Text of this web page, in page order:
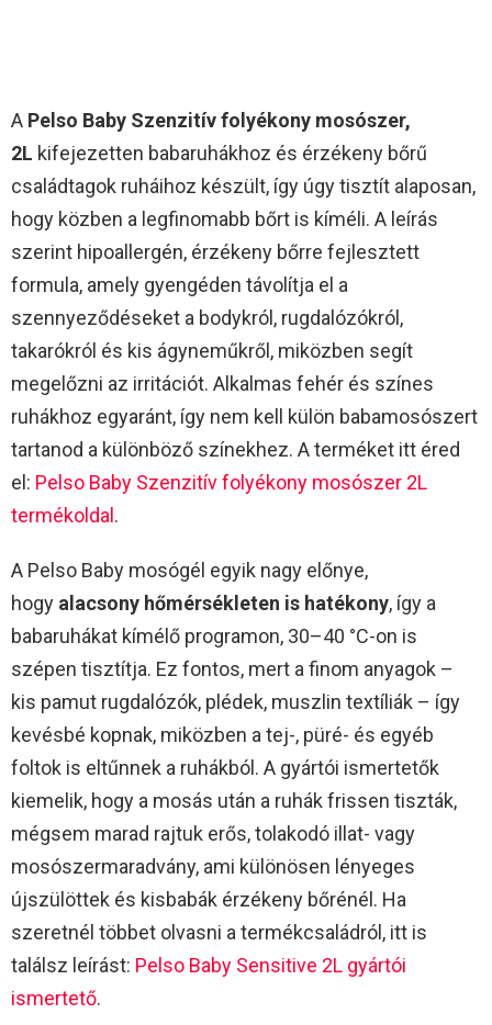
A Pelso Baby Szenzitív folyékony mosószer,
2L kifejezetten babaruhákhoz és érzékeny bőrű
családtagok ruháihoz készült, így úgy tisztít alaposan,
hogy közben a legfinomabb bőrt is kíméli. A leírás
szerint hipoallergén, érzékeny bőrre fejlesztett
formula, amely gyengéden távolítja el a
szennyeződéseket a bodykról, rugdalózókról,
takarókról és kis ágyneműkről, miközben segít
megelőzni az irritációt. Alkalmas fehér és színes
ruhákhoz egyaránt, így nem kell külön babamosószert
tartanod a különböző színekhez. A terméket itt éred
el: Pelso Baby Szenzitív folyékony mosószer 2L
termékoldal.
A Pelso Baby mosógél egyik nagy előnye,
hogy alacsony hőmérsékleten is hatékony, így a
babaruhákat kímélő programon, 30–40 °C-on is
szépen tisztítja. Ez fontos, mert a finom anyagok –
kis pamut rugdalózók, plédek, muszlin textíliák – így
kevésbé kopnak, miközben a tej-, püré- és egyéb
foltok is eltűnnek a ruhákból. A gyártói ismertetők
kiemelik, hogy a mosás után a ruhák frissen tiszták,
mégsem marad rajtuk erős, tolakodó illat- vagy
mosószermaradvány, ami különösen lényeges
újszülöttek és kisbabák érzékeny bőrénél. Ha
szeretnél többet olvasni a termékcsaládról, itt is
találsz leírást: Pelso Baby Sensitive 2L gyártói
ismertető.